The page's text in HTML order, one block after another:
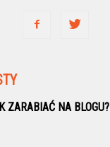
ZARABIAĆ NA BLOGU?